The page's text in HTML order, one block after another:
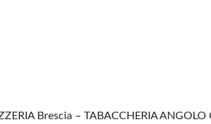
Brescia – TABACCHERIA ANGOLO